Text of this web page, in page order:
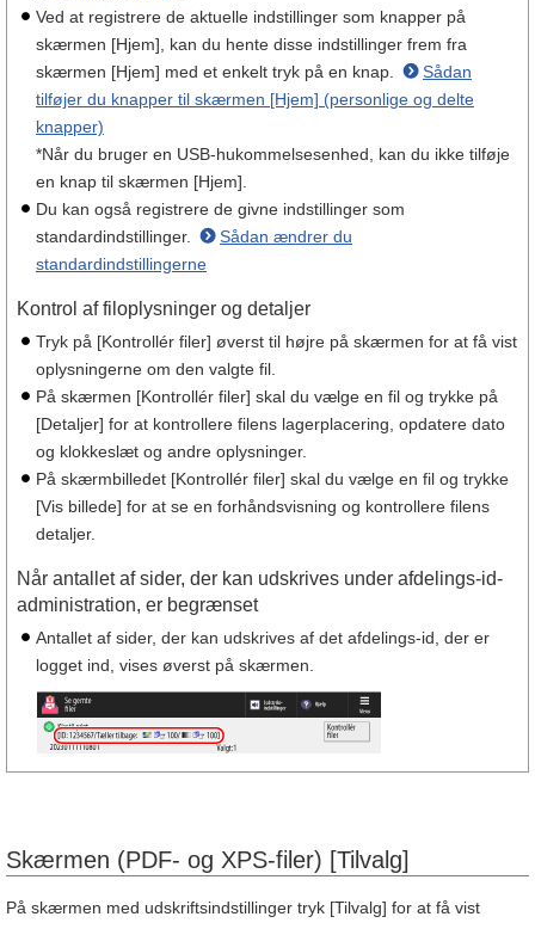
Ved at registrere de aktuelle indstillinger som knapper på
skærmen [Hjem], kan du hente disse indstillinger frem fra
skærmen [Hjem] med et enkelt tryk på en knap.
Sådan
tilføjer du knapper til skærmen [Hjem] (personlige og delte
knapper)
*Når du bruger en USB-hukommelsesenhed, kan du ikke tilføje
en knap til skærmen [Hjem].
Du kan også registrere de givne indstillinger som
standardindstillinger.
Sådan ændrer du
standardindstillingerne
Kontrol af filoplysninger og detaljer
Tryk på [Kontrollér filer] øverst til højre på skærmen for at få vist
oplysningerne om den valgte fil.
På skærmen [Kontrollér filer] skal du vælge en fil og trykke på
[Detaljer] for at kontrollere filens lagerplacering, opdatere dato
og klokkeslæt og andre oplysninger.
På skærmbilledet [Kontrollér filer] skal du vælge en fil og trykke
[Vis billede] for at se en forhåndsvisning og kontrollere filens
detaljer.
Når antallet af sider, der kan udskrives under afdelings-id-
administration, er begrænset
Antallet af sider, der kan udskrives af det afdelings-id, der er
logget ind, vises øverst på skærmen.
Skærmen (PDF- og XPS-filer) [Tilvalg]
På skærmen med udskriftsindstillinger tryk [Tilvalg] for at få vist